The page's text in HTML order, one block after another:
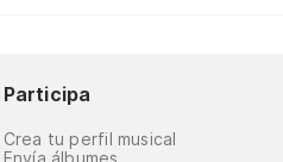
Participa
Crea tu perfil musical